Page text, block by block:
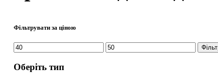
Фільтрувати за ціною
Мінімальна
ціна
Найбільша
ціна
Оберіть тип